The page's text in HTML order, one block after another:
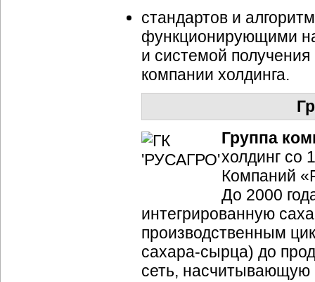
стандартов и
функционирующими
и системой
компании холдинга.
Группа
холдинг со
Компаний
До 2000
интегрированную
производственным
сахара-сырца) до
сеть, насчитывающую